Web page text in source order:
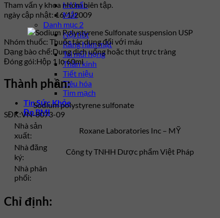
Hô hấp
Mắt
Danh mục 2
Nội tiết
Răng hàm mặt
Tai mũi họng
Thần kinh
Tiết niệu
Tiêu hóa
Tim mạch
Tin Sức Khỏe
Đo BMI
Tham vấn y khoa nhóm biên tập.
ngày cập nhật: 16/1/2009
Nhóm thuốc: Thuốc tác dụng đối với máu
Dạng bào chế:Dung dịch uống hoặc thụt trực tràng
Đóng gói:Hộp 1 lọ 60ml
Thành phần:
Sodium polystyrene sulfonate
SĐK:VN-8073-09
Nhà sản
xuất:
Roxane Laboratories Inc – MỸ
Nhà đăng
ký:
Công ty TNHH Dược phẩm Việt Pháp
Nhà phân
phối:
Chỉ định: